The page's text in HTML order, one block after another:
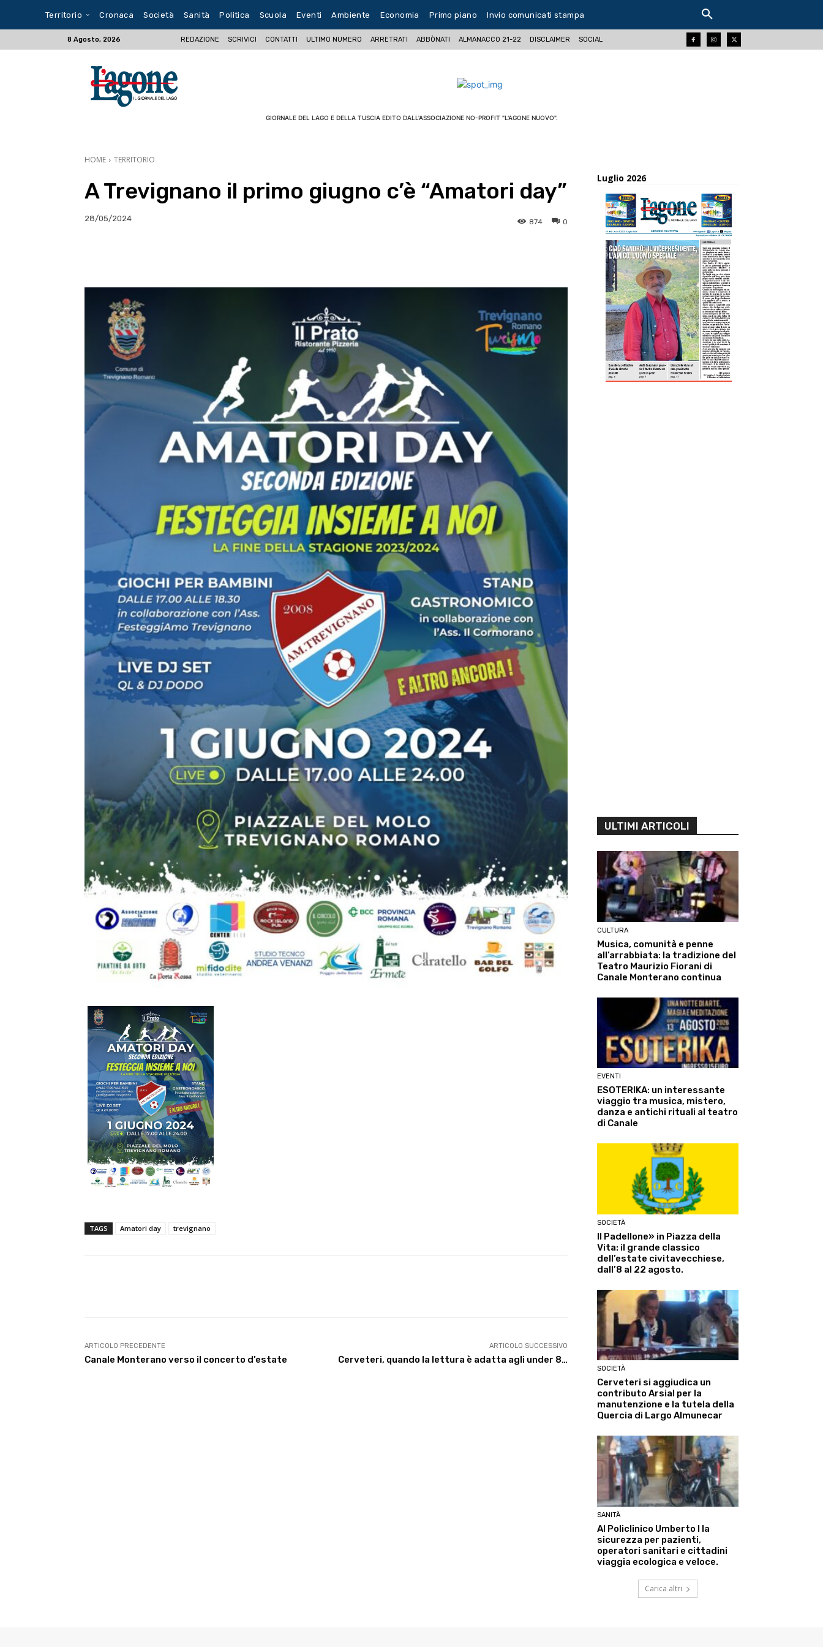
Territorio Cronaca Società Sanità Politica Scuola Eventi Ambiente Economia Primo piano Invio comunicati stampa
8 Agosto, 2026 REDAZIONE SCRIVICI CONTATTI ULTIMO NUMERO ARRETRATI ABBÒNATI ALMANACCO 21-22 DISCLAIMER SOCIAL
GIORNALE DEL LAGO E DELLA TUSCIA EDITO DALL'ASSOCIAZIONE NO-PROFIT "L'AGONE NUOVO".
HOME TERRITORIO
A Trevignano il primo giugno c’è “Amatori day”
28/05/2024 0
874
Tumblr Telegram
TAGS Amatori day trevignano
ARTICOLO PRECEDENTE
Canale Monterano verso il concerto d’estate
ARTICOLO SUCCESSIVO
Cerveteri, quando la lettura è adatta agli under 8…
Luglio 2026
ULTIMI ARTICOLI
CULTURA
Musica, comunità e penne
all’arrabbiata: la tradizione del
Teatro Maurizio Fiorani di
Canale Monterano continua
EVENTI
ESOTERIKA: un interessante
viaggio tra musica, mistero,
danza e antichi rituali al teatro
di Canale
SOCIETÀ
Il Padellone» in Piazza della
Vita: il grande classico
dell’estate civitavecchiese,
dall’8 al 22 agosto.
SOCIETÀ
Cerveteri si aggiudica un
contributo Arsial per la
manutenzione e la tutela della
Quercia di Largo Almunecar
SANITÀ
Al Policlinico Umberto I la
sicurezza per pazienti,
operatori sanitari e cittadini
viaggia ecologica e veloce.
Carica altri